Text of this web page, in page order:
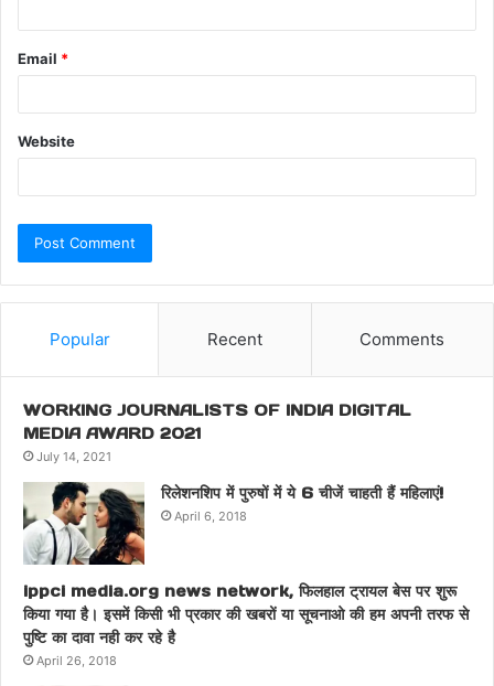
Email *
Website
Popular Recent Comments
WORKING JOURNALISTS OF INDIA DIGITAL
MEDIA AWARD 2021
July 14, 2021
रिलेशनशिप में पुरुषों में ये 6 चीजें चाहती हैं महिलाएं!
April 6, 2018
ippci media.org news network, फिलहाल ट्रायल बेस पर शुरू
किया गया है। इसमें किसी भी प्रकार की खबरों या सूचनाओ की हम अपनी तरफ से
पुष्टि का दावा नही कर रहे है
April 26, 2018